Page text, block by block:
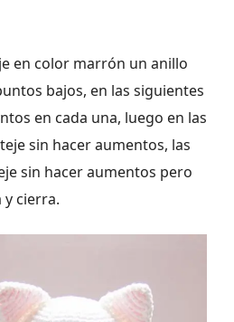
en color marrón un anillo
bajos, en las siguientes
en cada una, luego en las
sin hacer aumentos, las
sin hacer aumentos pero
y cierra.